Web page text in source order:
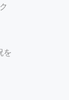
を